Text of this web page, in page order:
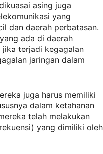
asing juga
yang
dan daerah perbatasan.
ada di daerah
jika terjadi kegagalan
jaringan dalam
juga harus memiliki
dalam ketahanan
telah melakukan
yang dimiliki oleh